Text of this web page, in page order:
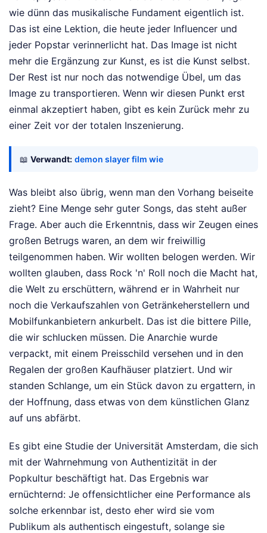
wie dünn das musikalische Fundament eigentlich ist.
Das ist eine Lektion, die heute jeder Influencer und
jeder Popstar verinnerlicht hat. Das Image ist nicht
mehr die Ergänzung zur Kunst, es ist die Kunst selbst.
Der Rest ist nur noch das notwendige Übel, um das
Image zu transportieren. Wenn wir diesen Punkt erst
einmal akzeptiert haben, gibt es kein Zurück mehr zu
einer Zeit vor der totalen Inszenierung.
📖 Verwandt: demon slayer film wie
Was bleibt also übrig, wenn man den Vorhang beiseite
zieht? Eine Menge sehr guter Songs, das steht außer
Frage. Aber auch die Erkenntnis, dass wir Zeugen eines
großen Betrugs waren, an dem wir freiwillig
teilgenommen haben. Wir wollten belogen werden. Wir
wollten glauben, dass Rock 'n' Roll noch die Macht hat,
die Welt zu erschüttern, während er in Wahrheit nur
noch die Verkaufszahlen von Getränkeherstellern und
Mobilfunkanbietern ankurbelt. Das ist die bittere Pille,
die wir schlucken müssen. Die Anarchie wurde
verpackt, mit einem Preisschild versehen und in den
Regalen der großen Kaufhäuser platziert. Und wir
standen Schlange, um ein Stück davon zu ergattern, in
der Hoffnung, dass etwas von dem künstlichen Glanz
auf uns abfärbt.
Es gibt eine Studie der Universität Amsterdam, die sich
mit der Wahrnehmung von Authentizität in der
Popkultur beschäftigt hat. Das Ergebnis war
ernüchternd: Je offensichtlicher eine Performance als
solche erkennbar ist, desto eher wird sie vom
Publikum als authentisch eingestuft, solange sie